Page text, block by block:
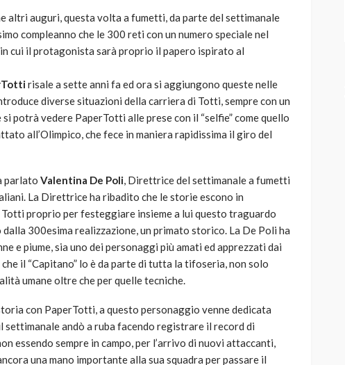
altri auguri, questa volta a fumetti, da parte del settimanale
compleanno che le 300 reti con un numero speciale nel
cui il protagonista sarà proprio il papero ispirato al
risale a sette anni fa ed ora si aggiungono queste nelle
diverse situazioni della carriera di Totti, sempre con un
potrà vedere PaperTotti alle prese con il “selfie” come quello
all’Olimpico, che fece in maniera rapidissima il giro del
parlato Valentina De Poli, Direttrice del settimanale a fumetti
La Direttrice ha ribadito che le storie escono in
proprio per festeggiare insieme a lui questo traguardo
300esima realizzazione, un primato storico. La De Poli ha
e piume, sia uno dei personaggi più amati ed apprezzati dai
il “Capitano” lo è da parte di tutta la tifoseria, non solo
umane oltre che per quelle tecniche.
con PaperTotti, a questo personaggio venne dedicata
settimanale andò a ruba facendo registrare il record di
essendo sempre in campo, per l’arrivo di nuovi attaccanti,
una mano importante alla sua squadra per passare il
791 god 9 mesi ago